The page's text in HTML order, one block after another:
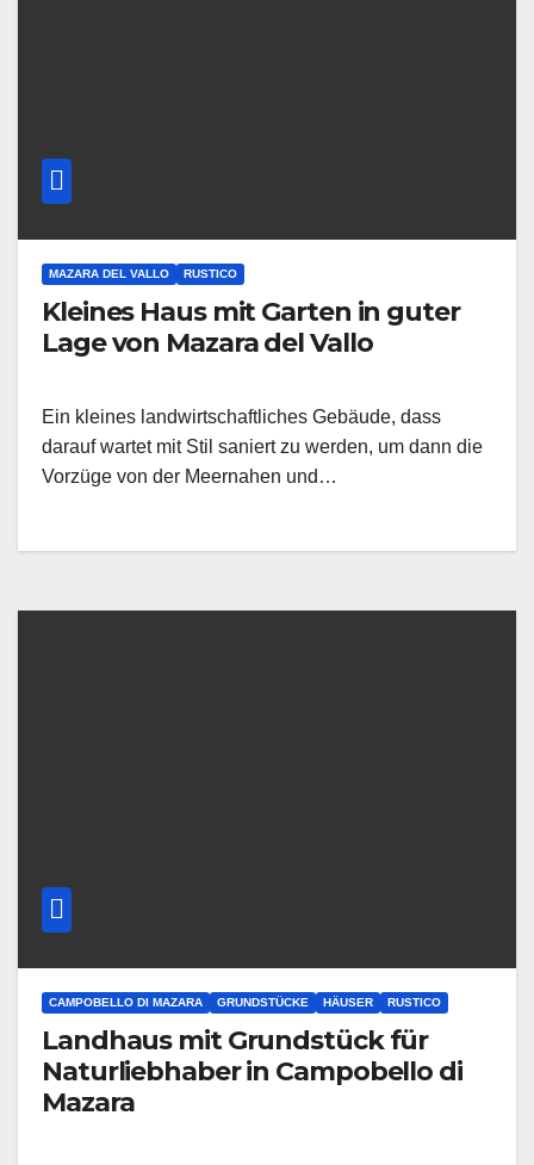
MAZARA DEL VALLO RUSTICO
Kleines Haus mit Garten in guter
Lage von Mazara del Vallo
Ein kleines landwirtschaftliches Gebäude, dass
darauf wartet mit Stil saniert zu werden, um dann die
Vorzüge von der Meernahen und…
CAMPOBELLO DI MAZARA GRUNDSTÜCKE HÄUSER RUSTICO
Landhaus mit Grundstück für
Naturliebhaber in Campobello di
Mazara